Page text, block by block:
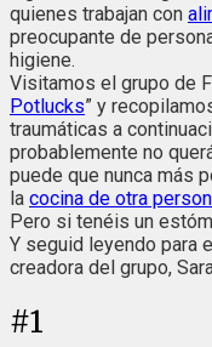
quienes trabajan con
preocupante de
higiene.
Visitamos el grupo de
Potlucks” y
traumáticas a
probablemente no
puede que nunca más
la cocina de otra
Pero si tenéis un
Y seguid leyendo para
creadora del grupo,
#1